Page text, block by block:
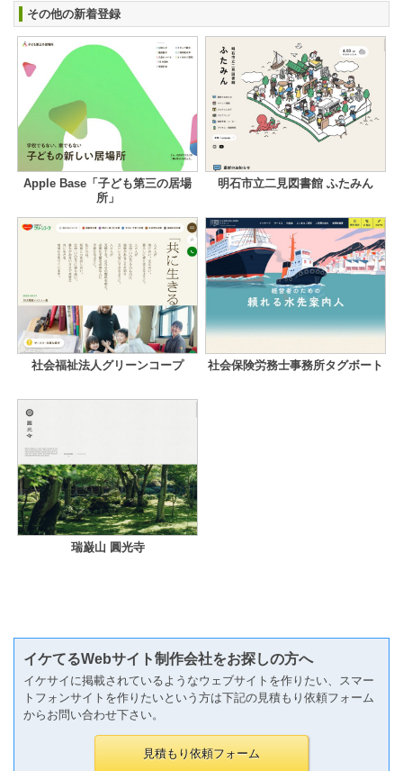
その他の新着登録
Apple Base「子ども第三の居場
所」
明石市立二見図書館 ふたみん
社会福祉法人グリーンコープ 社会保険労務士事務所タグボート
瑞巌山 圓光寺
イケてるWebサイト制作会社をお探しの方へ
イケサイに掲載されているようなウェブサイトを作りたい、スマー
トフォンサイトを作りたいという方は下記の見積もり依頼フォーム
からお問い合わせ下さい。